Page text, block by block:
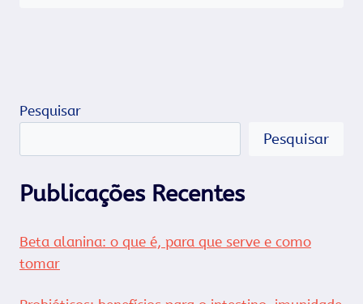
Pesquisar
Pesquisar
Publicações Recentes
Beta alanina: o que é, para que serve e como
tomar